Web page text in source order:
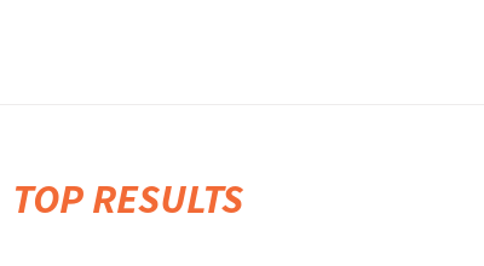
TOP RESULTS